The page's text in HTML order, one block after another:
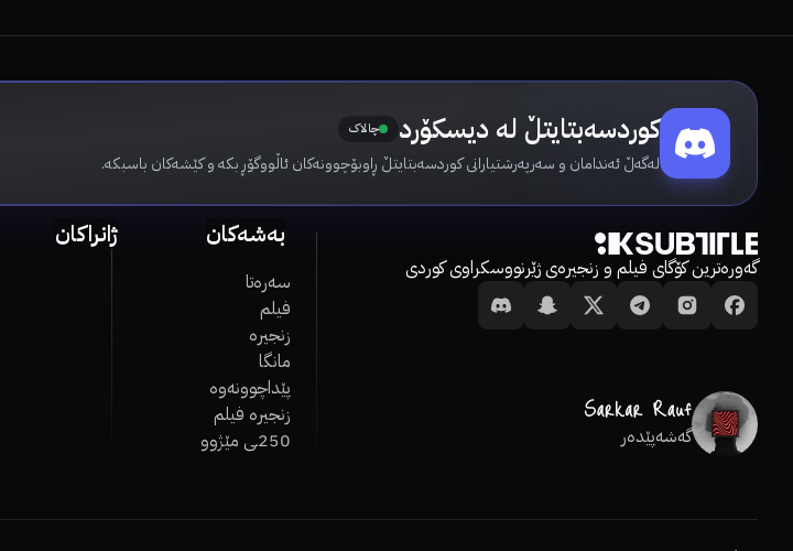
کوردسەبتایتڵ لە دیسکۆرد چالاک
لەگەڵ ئەندامان و سەرپەرشتیارانی کوردسەبتایتڵ ڕاوبۆچوونەکان ئاڵووگۆڕ بکە و کێشەکان باسبکە.
گەورەترین کۆگای فیلم و زنجیرەی ژێرنووسکراوی کوردی
گەشەپێدەر
بەشەکان
سەرەتا
فیلم
زنجیرە
مانگا
پێداچوونەوە
زنجیرە فیلم
250ـی مێژوو
ژانراکان